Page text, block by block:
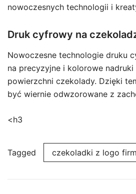
nowoczesnych technologii i
Druk cyfrowy na
Nowoczesne technologie druku
na precyzyjne i kolorowe
powierzchni czekolady. Dzięki
być wiernie odwzorowane z
<h3
Tagged czekoladki z logo